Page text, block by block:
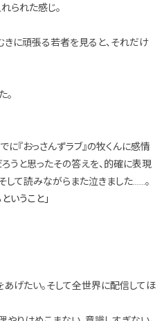
られた感じ。
きに頑張る若者を見ると、それだけ
。
『おっさんずラブ』の牧くんに感情
うと思ったその答えを、的確に表現
して読みながらまた泣きました……。
いうこと」
げたい。そして全世界に配信してほ